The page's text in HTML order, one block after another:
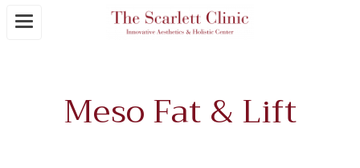
Meso Fat & Lift